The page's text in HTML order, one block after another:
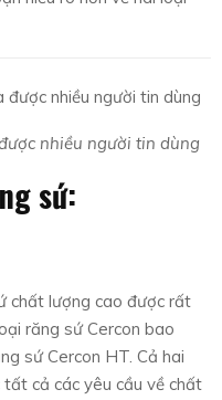
nhiều người tin dùng
sứ:
chất lượng cao được rất
răng sứ Cercon bao
sứ Cercon HT. Cả hai
cả các yêu cầu về chất